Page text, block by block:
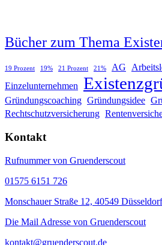
Bücher zum Thema
19 Prozent 19% 21 Prozent 21% AG
Einzelunternehmen
Gründungscoaching Gründungsidee
Rechtschutzversicherung
Kontakt
Rufnummer von Gruenderscout
01575 6151 726
Monschauer Straße 12, 40549 Düsseldorf
Die Mail Adresse von Gruenderscout
kontakt@gruenderscout.de